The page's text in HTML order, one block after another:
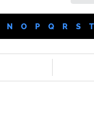
N O P Q R S T